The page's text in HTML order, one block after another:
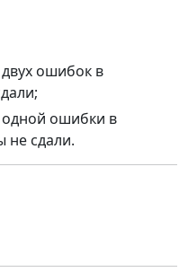
ошибок в
ошибки в
не сдали.